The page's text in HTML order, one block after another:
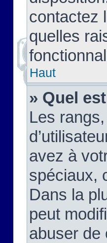
contactez
quelles
Haut
» Quel
Les
avez à
spéciaux,
Dans la
peut
abuser de